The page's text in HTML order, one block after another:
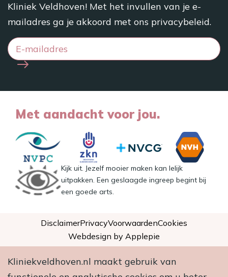
Kliniek Veldhoven! Met het invullen van je e-
mailadres ga je akkoord met ons privacybeleid.
Met aandacht voor jou.
Kijk uit. Jezelf mooier maken kan lelijk
uitpakken. Een geslaagde ingreep begint bij
een goede arts.
DisclaimerPrivacyVoorwaardenCookies
Webdesign by Applepie
Kliniekveldhoven.nl maakt gebruik van